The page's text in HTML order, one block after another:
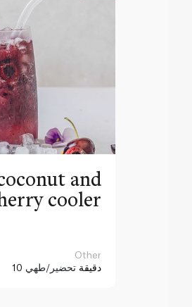
and
cooler
Other
10 دقيقة تحضير/طهي